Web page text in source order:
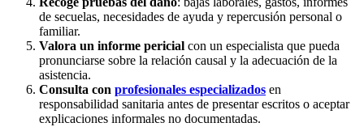
de secuelas, necesidades de ayuda y repercusión personal o
familiar.
Valora un informe pericial con un especialista que pueda
pronunciarse sobre la relación causal y la adecuación de la
asistencia.
Consulta con profesionales especializados en
responsabilidad sanitaria antes de presentar escritos o aceptar
explicaciones informales no documentadas.